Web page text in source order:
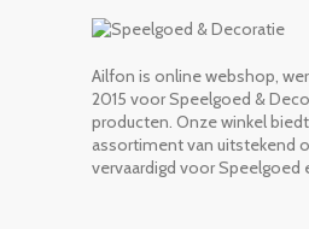
Ailfon is online webshop,
2015 voor Speelgoed &
producten. Onze winkel
assortiment van uitstekend
vervaardigd voor Speelgoed